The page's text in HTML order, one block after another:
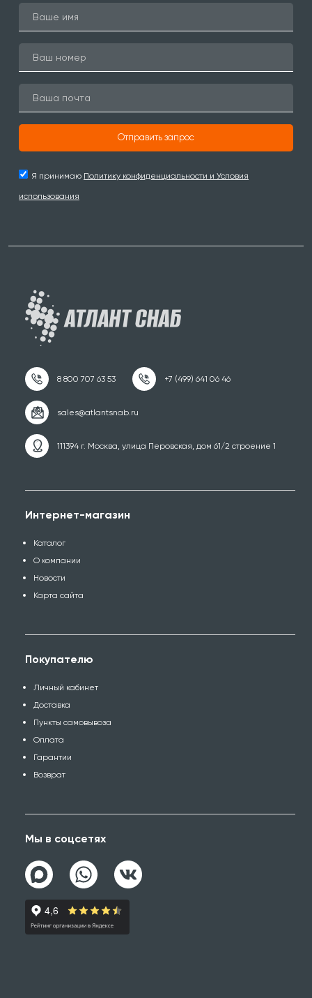
Отправить запрос
Я принимаю Политику конфиденциальности и Условия
использования
111394 г. Москва, улица Перовская, дом 61/2 строение 1
Интернет-магазин
Каталог
О компании
Новости
Карта сайта
Покупателю
Личный кабинет
Доставка
Пункты самовывоза
Оплата
Гарантии
Возврат
Мы в соцсетях